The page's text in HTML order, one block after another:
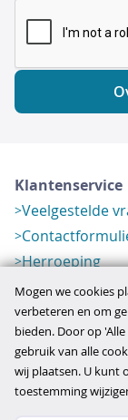
Klantenservice
Veelgestelde
Herroeping
Over ons
Werkwijze
Overzichten
Verlopen
Mogen we cookies
verbeteren en om
bieden. Door op
gebruik van alle
wij plaatsen. U kunt
toestemming